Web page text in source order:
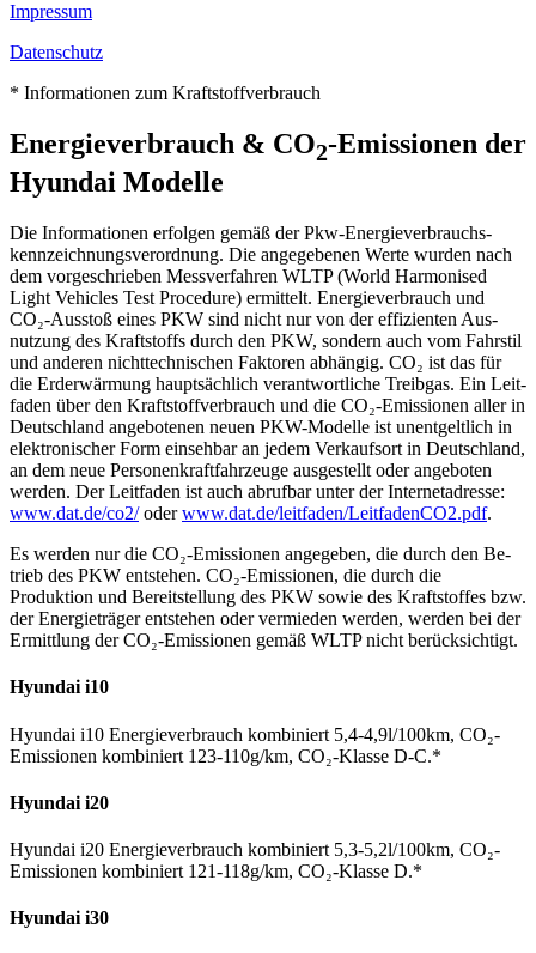
Impressum
Datenschutz
* Informationen zum Kraftstoffverbrauch
Energieverbrauch & CO2-Emissionen der
Hyundai Modelle
Die Informationen erfolgen gemäß der Pkw-Energie­verbrauchs­
kennzeichnungs­verordnung. Die an­gegebenen Werte wurden nach
dem vor­geschrieben Mess­verfahren WLTP (World Harmonised
Light Vehicles Test Procedure) er­mittelt. Energie­verbrauch und
CO₂-Ausstoß eines PKW sind nicht nur von der effizienten Aus­
nutzung des Kraft­stoffs durch den PKW, sondern auch vom Fahr­stil
und anderen nicht­technischen Faktoren ab­hängig. CO₂ ist das für
die Erd­erwärmung haupt­sächlich ver­antwortliche Treib­gas. Ein Leit­
faden über den Kraft­stoff­verbrauch und die CO₂-Emissionen aller in
Deutschland an­gebotenen neuen PKW-Modelle ist un­entgeltlich in
elektronischer Form ein­sehbar an jedem Verkaufs­ort in Deutschland,
an dem neue Personen­kraftfahrzeuge aus­gestellt oder an­geboten
werden. Der Leit­faden ist auch ab­rufbar unter der Internet­adresse:
www.dat.de/co2/oderwww.dat.de/leitfaden/LeitfadenCO2.pdf.
Es werden nur die CO₂-Emissionen ange­geben, die durch den Be­
trieb des PKW ent­stehen. CO₂-Emissionen, die durch die
Produktion und Bereit­stellung des PKW sowie des Kraft­stoffes bzw.
der Energie­träger ent­stehen oder ver­mieden werden, werden bei der
Er­mittlung der CO₂-Emissionen gemäß WLTP nicht berücksichtigt.
Hyundai i10
Hyundai i10 Energieverbrauch kombiniert 5,4-4,9l/100km, CO₂-
Emissionen kombiniert 123-110g/km, CO₂-Klasse D-C.*
Hyundai i20
Hyundai i20 Energieverbrauch kombiniert 5,3-5,2l/100km, CO₂-
Emissionen kombiniert 121-118g/km, CO₂-Klasse D.*
Hyundai i30